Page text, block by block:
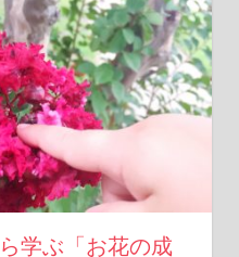
学ぶ「お花の成